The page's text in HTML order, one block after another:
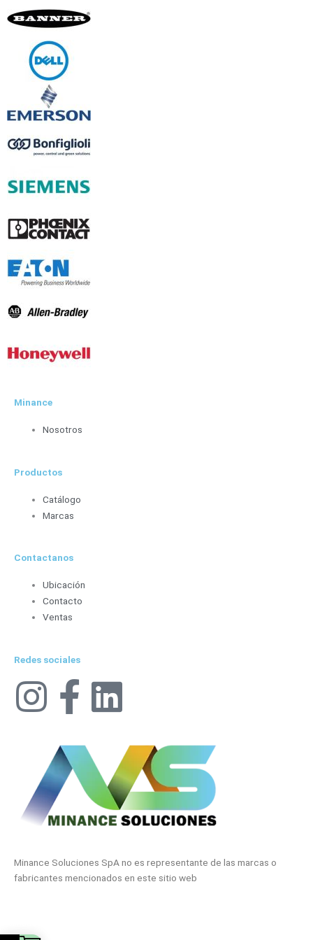
Minance
Nosotros
Productos
Catálogo
Marcas
Contactanos
Ubicación
Contacto
Ventas
Redes sociales
I
s
t
a
g
F
c
e
b
o
L
n
k
e
d
Minance Soluciones SpA no es representante de las marcas o
fabricantes mencionados en este sitio web